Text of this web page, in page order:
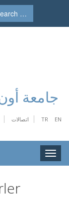
…
جامعة
اتصالات TR EN
Toggle